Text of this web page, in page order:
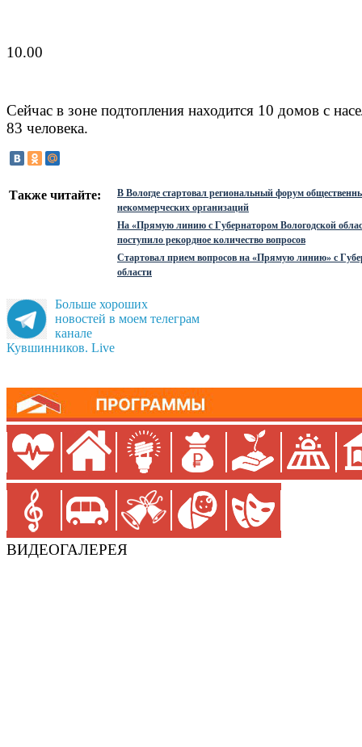
10.00
Сейчас в зоне подтопления находится 10 домов с
83 человека.
Также читайте:
В Вологде стартовал региональный форум
некоммерческих организаций
На «Прямую линию с Губернатором Вологодской
поступило рекордное количество вопросов
Стартовал прием вопросов на «Прямую линию» с
области
Больше хороших
новостей в моем телеграм
канале
Кувшинников. Live
ВИДЕОГАЛЕРЕЯ